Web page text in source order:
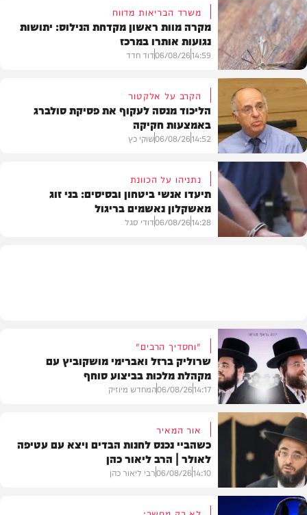
בריאות
משרד הבריאות מדווח
מקרה מוות ראשון מקדחת הנילוס: יתושות
נגועות אותרו במרכז
14:59
06/08/26דוד חדד
פוליטי
הקרב על אלקטור
הליכוד מנסה לעקוף את פסיקת סולברג
באמצעות חקיקה
14:52
06/08/26שוקי כץ
נתניהו על הכוונת
תיעדו אנשי ביטחון ובסיסים: בני זוג
מאשקלון נאשמים בריגול
14:28
06/08/26דודי סגל
סינגלים
"וחסדיך הרבים"
שרוליק ברזל ואברימי מושקוביץ עם
מקהלת מלכות בביצוע סוחף
14:17
06/08/26המחדש מיוזיק
אור המאיר
כשהביי נכנס לחנות הבדים ויצא עם עטיפה
לאולר | הרב ליאור כהן
14:10
06/08/26רבי ליאור כהן